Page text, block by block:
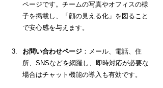
ページです。チームの写真やオフィスの様
子を掲載し、「顔の見える化」を図ること
で安心感を与えます。
お問い合わせページ ：メール、電話、住
所、SNSなどを網羅し、即時対応が必要な
場合はチャット機能の導入も有効です。